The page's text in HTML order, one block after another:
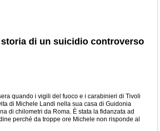
di un suicidio controverso
quando i vigili del fuoco e i carabinieri di Tivoli
di Michele Landi nella sua casa di Guidonia
di chilometri da Roma. È stata la fidanzata ad
perché da troppe ore Michele non risponde al